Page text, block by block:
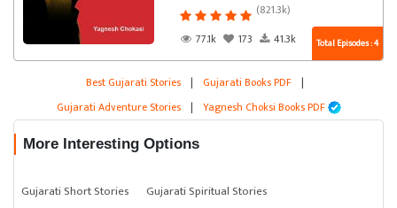
(821.3k)
77.1k
173 41.3k Total Episodes : 4
Best Gujarati Stories | Gujarati Books PDF |
Gujarati Adventure Stories | Yagnesh Choksi Books PDF
More Interesting Options
Gujarati Short Stories
Gujarati Spiritual Stories